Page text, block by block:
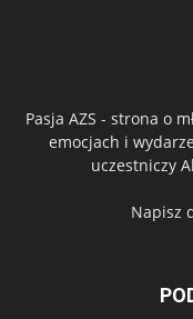
Pasja AZS - strona o
emocjach i
uczestniczy
Napisz